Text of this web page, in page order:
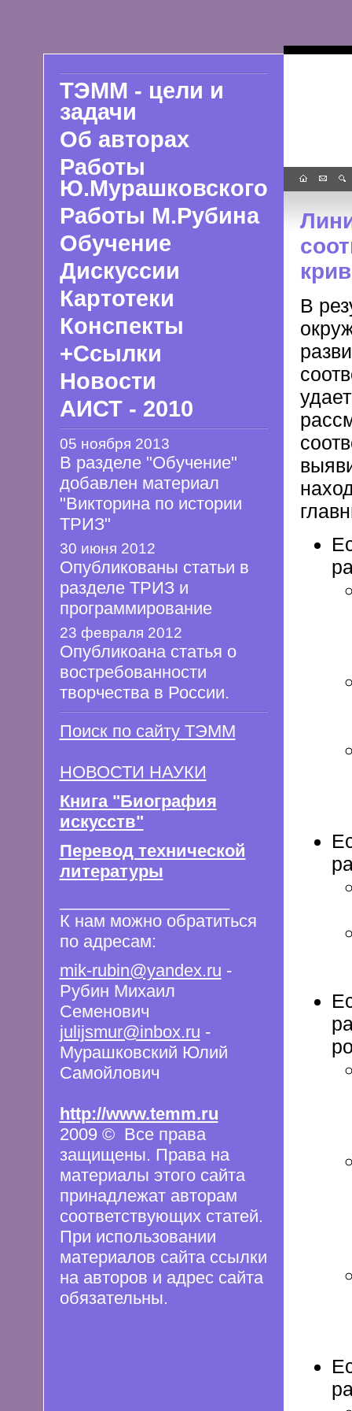
ТЭММ - цели и
задачи
Об авторах
Работы
Ю.Мурашковского
Работы М.Рубина
Обучение
Дискуссии
Картотеки
Конспекты
+Ссылки
Новости
АИСТ - 2010
05 ноября 2013
В разделе "Обучение"
добавлен материал
"Викторина по истории
ТРИЗ"
30 июня 2012
Опубликованы статьи в
разделе ТРИЗ и
программирование
23 февраля 2012
Опубликоана статья о
востребованности
творчества в России.
Поиск по сайту ТЭММ
НОВОСТИ НАУКИ
Книга "Биография
искусств"
Перевод технической
литературы
К нам можно обратиться
по адресам:
mik-rubin@yandex.ru -
Рубин Михаил
Семенович
julijsmur@inbox.ru -
Мурашковский Юлий
Самойлович
http://www.temm.ru
2009 © Все права
защищены. Права на
материалы этого сайта
принадлежат авторам
соответствующих статей.
При использовании
материалов сайта ссылки
на авторов и адрес сайта
обязательны.
В